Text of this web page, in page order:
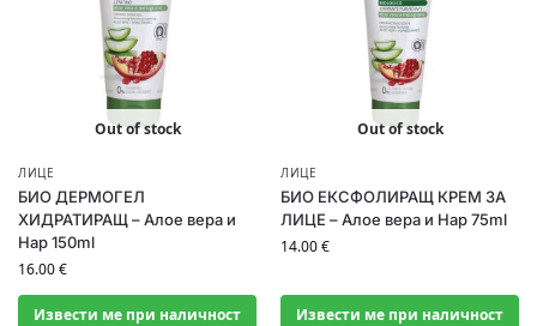
Out of stock
ЛИЦЕ
БИО ДЕРМОГЕЛ
ХИДРАТИРАЩ – Алое вера и
Нар 150ml
16.00€
Извести ме при наличност
Out of stock
ЛИЦЕ
БИО ЕКСФОЛИРАЩ КРЕМ ЗА
ЛИЦЕ – Алое вера и Нар 75ml
14.00€
Извести ме при наличност